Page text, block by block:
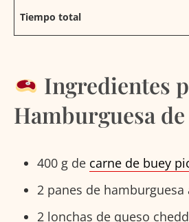
Tiempo total
Ingredientes
Hamburguesa
400 g de carne de buey
2 panes de hamburguesa
2 lonchas de queso